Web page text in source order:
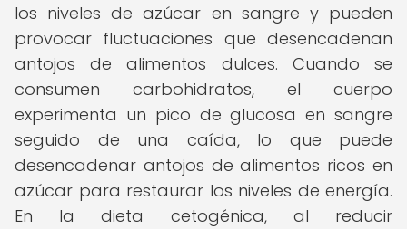
los niveles de azúcar en sangre y pueden
provocar fluctuaciones que desencadenan
antojos de alimentos dulces. Cuando se
consumen carbohidratos, el cuerpo
experimenta un pico de glucosa en sangre
seguido de una caída, lo que puede
desencadenar antojos de alimentos ricos en
azúcar para restaurar los niveles de energía.
En la dieta cetogénica, al reducir